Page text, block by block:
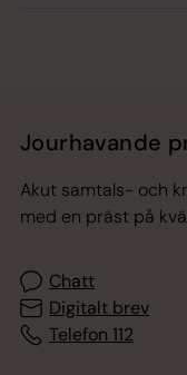
Jourhavande
Akut samtals- och
med en präst på
Chatt
Digitalt brev
Telefon 112